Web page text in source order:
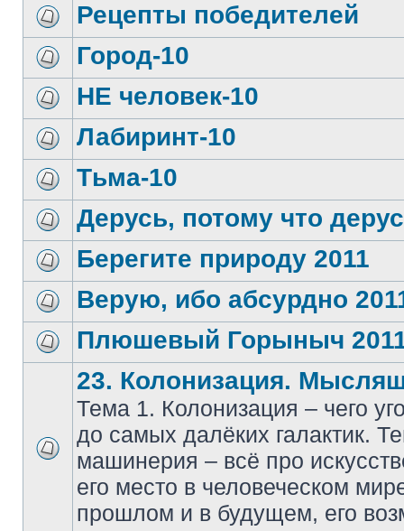
Рецепты победителей
Город-10
НЕ человек-10
Лабиринт-10
Тьма-10
Дерусь, потому что
Берегите природу 2011
Верую, ибо абсурдно
Плюшевый Горыныч
23. Колонизация.
Тема 1. Колонизация – чего
до самых далёких галактик.
машинерия – всё про
его место в человеческом
прошлом и в будущем, его